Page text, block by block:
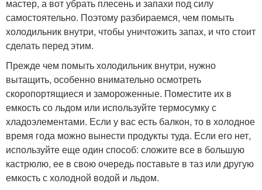
мастер, а вот убрать плесень и запахи под силу
самостоятельно. Поэтому разбираемся, чем помыть
холодильник внутри, чтобы уничтожить запах, и что стоит
сделать перед этим.
Прежде чем помыть холодильник внутри, нужно
вытащить, особенно внимательно осмотреть
скоропортящиеся и замороженные. Поместите их в
емкость со льдом или используйте термосумку с
хладоэлементами. Если у вас есть балкон, то в холодное
время года можно вынести продукты туда. Если его нет,
используйте еще один способ: сложите все в большую
кастрюлю, ее в свою очередь поставьте в таз или другую
емкость с холодной водой и льдом.